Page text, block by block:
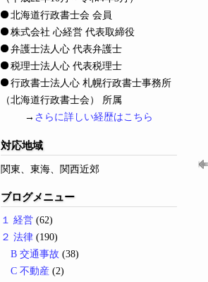
北海道行政書士会 会員
株式会社 心経営 代表取締役
弁護士法人心 代表弁護士
税理士法人心 代表税理士
行政書士法人心 札幌行政書士事務所
（北海道行政書士会） 所属
→ さらに詳しい経歴はこちら
対応地域
関東、東海、関西近郊
ブログメニュー
１ 経営 (62)
２ 法律 (190)
B 交通事故 (38)
C 不動産 (2)